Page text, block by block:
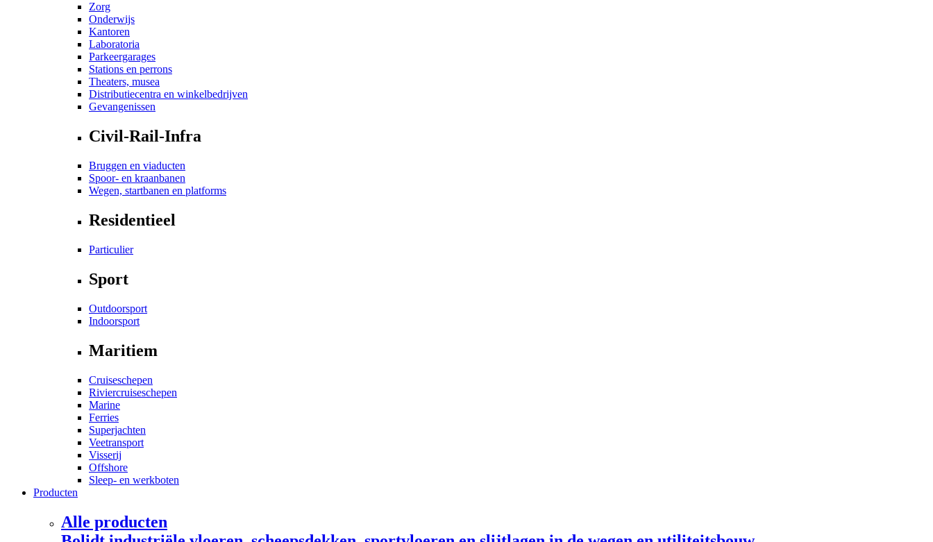
Zorg
Onderwijs
Kantoren
Laboratoria
Parkeergarages
Stations en perrons
Theaters, musea
Distributiecentra en winkelbedrijven
Gevangenissen
Civil-Rail-Infra
Bruggen en viaducten
Spoor- en kraanbanen
Wegen, startbanen en platforms
Residentieel
Particulier
Sport
Outdoorsport
Indoorsport
Maritiem
Cruiseschepen
Riviercruiseschepen
Marine
Ferries
Superjachten
Veetransport
Visserij
Offshore
Sleep- en werkboten
Producten
Alle producten